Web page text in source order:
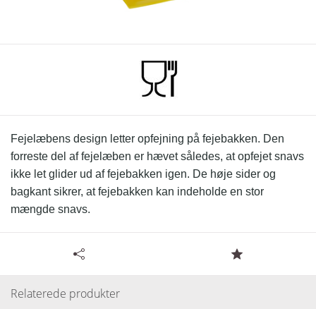
Fejelæbens design letter opfejning på fejebakken. Den
forreste del af fejelæben er hævet således, at opfejet snavs
ikke let glider ud af fejebakken igen. De høje sider og
bagkant sikrer, at fejebakken kan indeholde en stor
mængde snavs.
Tilgængelige specifikationer for Fejebakke med langt
Relaterede produkter